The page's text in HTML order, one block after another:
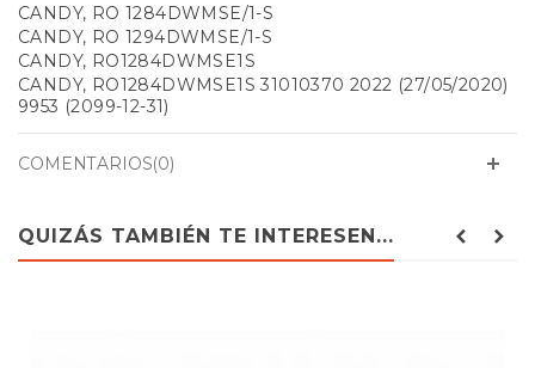
CANDY, RO 1284DWMSE/1-S
CANDY, RO 1294DWMSE/1-S
CANDY, RO1284DWMSE1S
CANDY, RO1284DWMSE1S 31010370 2022 (27/05/2020)
9953 (2099-12-31)
CANDY, RO1294DWMSE1S
CANDY, RO1294DWMSE1S 31010353 2020 (15/05/2020)
9953 (2099-12-31)
CANDY, RO14104DWMSE1S
CANDY, RO14104DWMSE1S 31010372 2018
(03/05/2020) 9953 (2099-12-31)
COMENTARIOS(0)
QUIZÁS TAMBIÉN TE INTERESEN...